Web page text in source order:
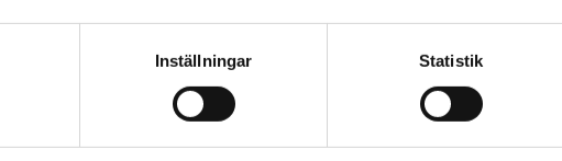
Inställningar Statistik
Tepponen, Tuire
554 krinkl. moms